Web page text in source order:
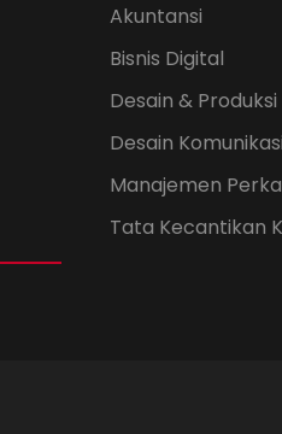
Akuntansi
Bisnis Digital
Desain &
Desain
Manajemen
Tata Kecantikan